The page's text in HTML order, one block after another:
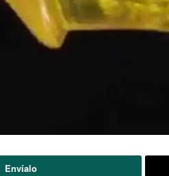
Envíalo